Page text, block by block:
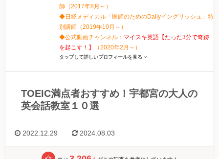
師（2017年8月～）
◆日経メディカル「医師のためのDailyイングリッシュ」特
別講師（2019年10月～）
◆公式動画チャンネル： マイスキ英語【たった3分で奇跡
を起こす！】
（2020年2月～）
タップして詳しいプロフィールを見る
TOEIC満点者おすすめ！宇都宮の大人の
英会話教室１０選
2022.12.29 2024.08.03